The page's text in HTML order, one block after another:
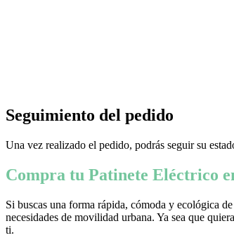
Seguimiento del pedido
Una vez realizado el pedido, podrás seguir su
Compra tu Patinete Eléctrico
Si buscas una forma rápida, cómoda y ecológica
necesidades de movilidad urbana. Ya sea que
ti.